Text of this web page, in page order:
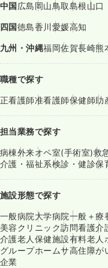
中国広島岡山鳥取島根山口
四国徳島香川愛媛高知
九州・沖縄福岡佐賀長崎熊
職種で探す
正看護師准看護師保健師助
担当業務で探す
病棟外来オペ室(手術室)救
介護・福祉系検診・健診保
施設形態で探す
一般病院大学病院一般＋療
美容クリニック訪問看護介
介護老人保健施設有料老人
グループホームサ高住障が
企業